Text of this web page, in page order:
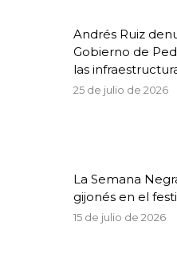
Andrés Ruiz
Gobierno de
las
25 de julio de 2026
La Semana
gijonés en el
15 de julio de 2026